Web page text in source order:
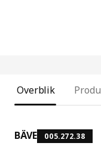
Overblik
BÄVE 005.272.38